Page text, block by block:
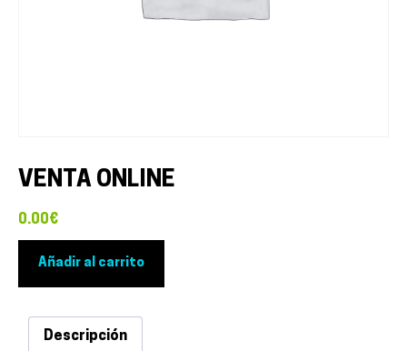
VENTA ONLINE
0.00€
Añadir al carrito
Descripción